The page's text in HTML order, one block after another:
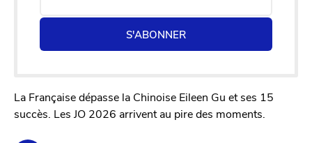
S'ABONNER
La Française dépasse la Chinoise Eileen Gu et ses 15
succès. Les JO 2026 arrivent au pire des moments.